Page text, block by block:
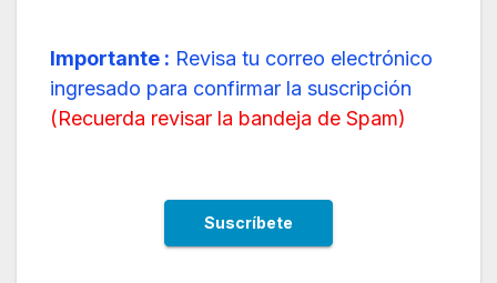
Importante : Revisa tu correo electrónico
ingresado para confirmar la suscripción
(Recuerda revisar la bandeja de Spam)